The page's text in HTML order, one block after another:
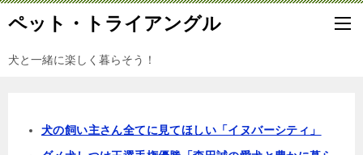
ペット・トライアングル
犬と一緒に楽しく暮らそう！
犬の飼い主さん全てに見てほしい「イヌバーシティ」